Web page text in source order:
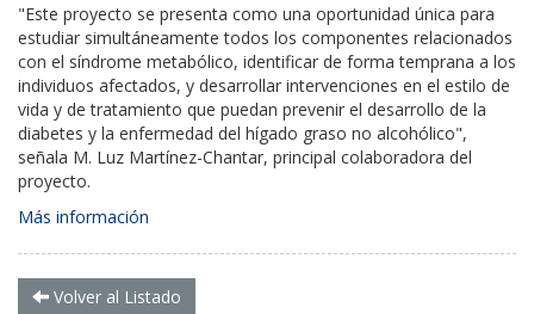
"Este proyecto se presenta como una oportunidad única para
estudiar simultáneamente todos los componentes relacionados
con el síndrome metabólico, identificar de forma temprana a los
individuos afectados, y desarrollar intervenciones en el estilo de
vida y de tratamiento que puedan prevenir el desarrollo de la
diabetes y la enfermedad del hígado graso no alcohólico",
señala M. Luz Martínez-Chantar, principal colaboradora del
proyecto.
Más información
Volver al Listado